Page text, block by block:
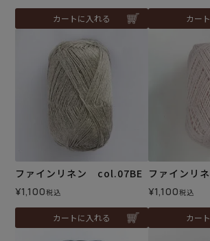
カートに入れる カー
ファインリネン col.07BE
¥1,100税込
カートに入れる
ファインリ
¥1,100税込
カー